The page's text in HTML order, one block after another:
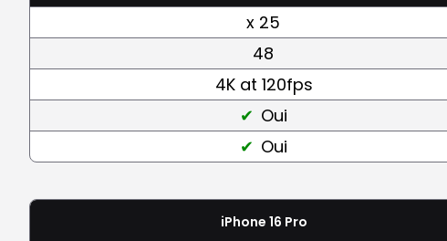
x 25
48
4K at 120fps
Oui
Oui
iPhone 16 Pro